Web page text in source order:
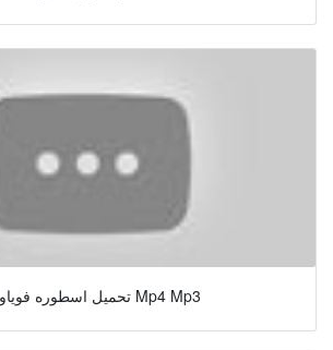
تحميل اسطوره فوياو ٦١ Mp4 Mp3